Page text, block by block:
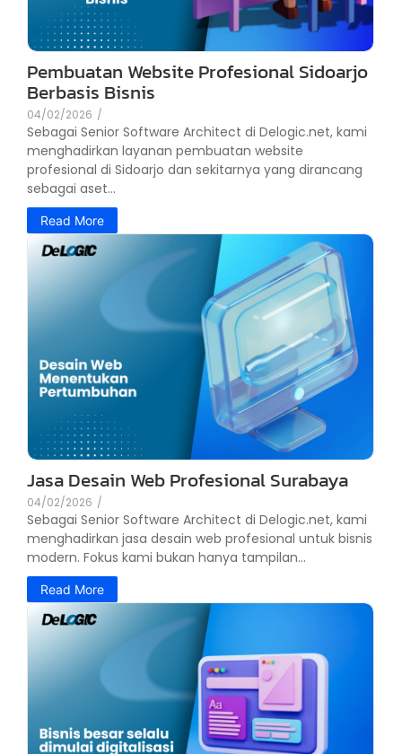
Pembuatan Website Profesional Sidoarjo
Berbasis Bisnis
04/02/2026 /
Sebagai Senior Software Architect di Delogic.net, kami
menghadirkan layanan pembuatan website
profesional di Sidoarjo dan sekitarnya yang dirancang
sebagai aset...
Read More
Jasa Desain Web Profesional Surabaya
04/02/2026 /
Sebagai Senior Software Architect di Delogic.net, kami
menghadirkan jasa desain web profesional untuk bisnis
modern. Fokus kami bukan hanya tampilan...
Read More